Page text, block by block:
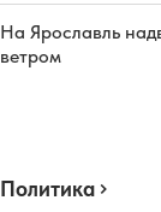
На Ярославль
ветром
Политика